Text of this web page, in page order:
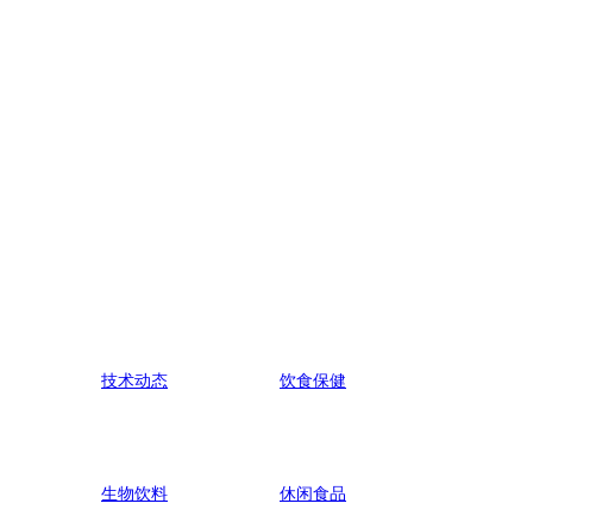
技术动态
饮食保健
生物饮料
休闲食品